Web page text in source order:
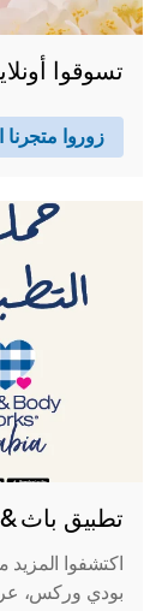
تسوقوا
زوروا متجرنا
تطبيق باث
اكتشفوا
بودي وركس،